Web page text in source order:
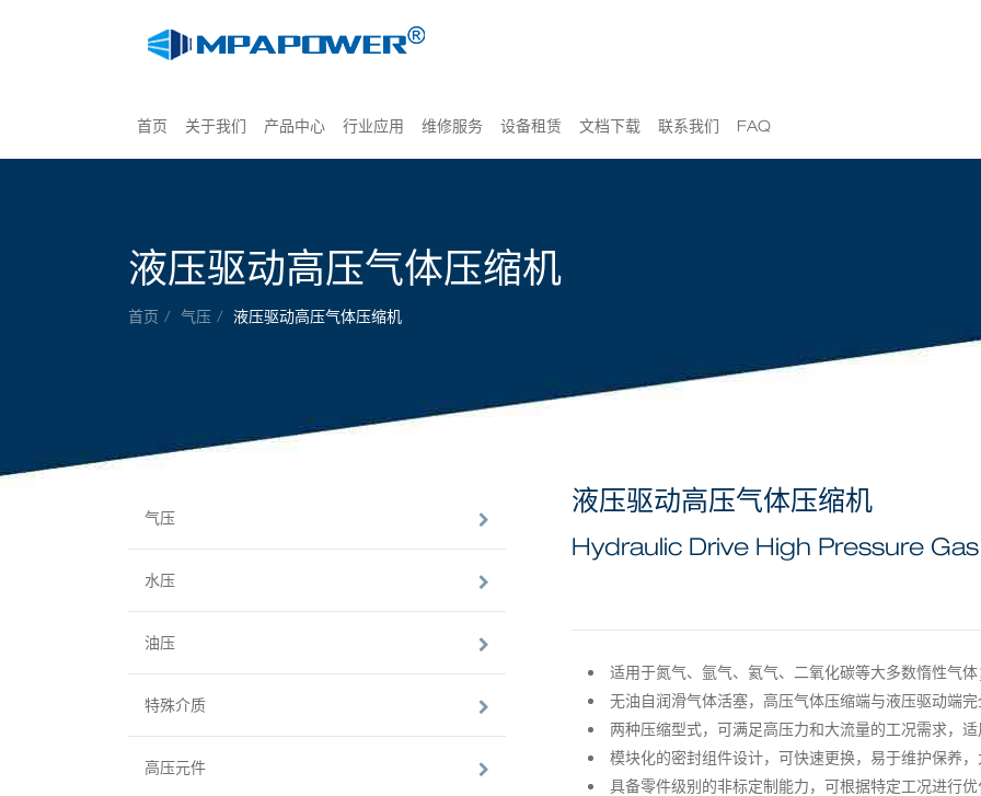
首页 关于我们 产品中心 行业应用 维修服务 设备租赁 文档下载 联系我们 FAQ
液压驱动高压气体压缩机
首页 气压 液压驱动高压气体压缩机
气压
水压
油压
特殊介质
高压元件
液压驱动高压气体压缩机
Hydraulic Drive High Pressure
适用于氮气、氩气、氦气、二氧化碳等大多数惰性气体
无油自润滑气体活塞，高压气体压缩端与液压驱动端
两种压缩型式，可满足高压力和大流量的工况需求，
模块化的密封组件设计，可快速更换，易于维护保养
具备零件级别的非标定制能力，可根据特定工况进行